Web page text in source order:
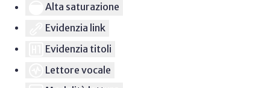
Alta saturazione
Evidenzia link
Evidenzia titoli
Lettore vocale